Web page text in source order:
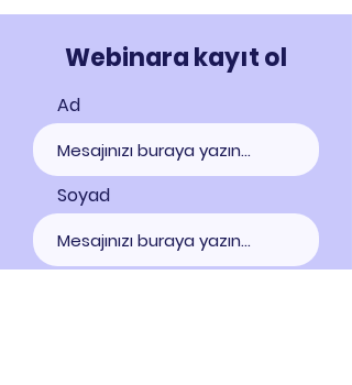
Webinara kayıt ol
Ad
Soyad